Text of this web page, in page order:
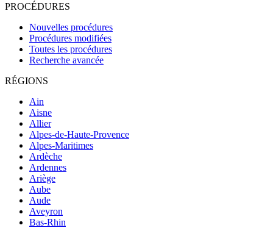
PROCÉDURES
Nouvelles procédures
Procédures modifiées
Toutes les procédures
Recherche avancée
RÉGIONS
Ain
Aisne
Allier
Alpes-de-Haute-Provence
Alpes-Maritimes
Ardèche
Ardennes
Ariège
Aube
Aude
Aveyron
Bas-Rhin